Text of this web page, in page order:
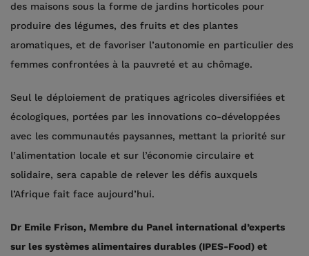
des maisons sous la forme de jardins horticoles pour
produire des légumes, des fruits et des plantes
aromatiques, et de favoriser l’autonomie en particulier des
femmes confrontées à la pauvreté et au chômage.
Seul le déploiement de pratiques agricoles diversifiées et
écologiques, portées par les innovations co-développées
avec les communautés paysannes, mettant la priorité sur
l’alimentation locale et sur l’économie circulaire et
solidaire, sera capable de relever les défis auxquels
l’Afrique fait face aujourd’hui.
Dr Emile Frison, Membre du Panel international d’experts
sur les systèmes alimentaires durables (IPES-Food) et